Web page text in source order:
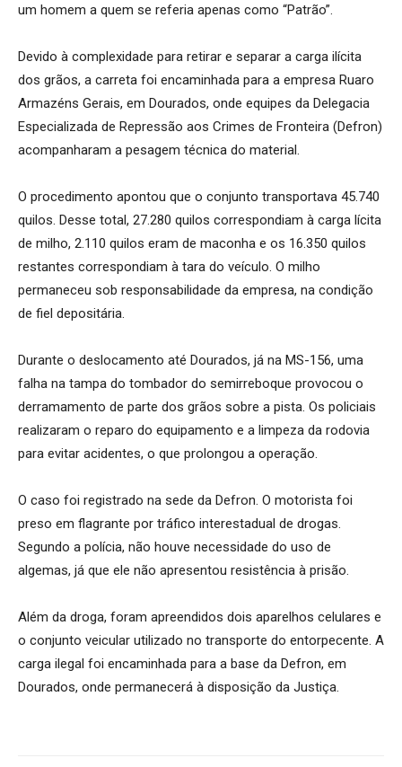
um homem a quem se referia apenas como “Patrão”.
Devido à complexidade para retirar e separar a carga ilícita
dos grãos, a carreta foi encaminhada para a empresa Ruaro
Armazéns Gerais, em Dourados, onde equipes da Delegacia
Especializada de Repressão aos Crimes de Fronteira (Defron)
acompanharam a pesagem técnica do material.
O procedimento apontou que o conjunto transportava 45.740
quilos. Desse total, 27.280 quilos correspondiam à carga lícita
de milho, 2.110 quilos eram de maconha e os 16.350 quilos
restantes correspondiam à tara do veículo. O milho
permaneceu sob responsabilidade da empresa, na condição
de fiel depositária.
Durante o deslocamento até Dourados, já na MS-156, uma
falha na tampa do tombador do semirreboque provocou o
derramamento de parte dos grãos sobre a pista. Os policiais
realizaram o reparo do equipamento e a limpeza da rodovia
para evitar acidentes, o que prolongou a operação.
O caso foi registrado na sede da Defron. O motorista foi
preso em flagrante por tráfico interestadual de drogas.
Segundo a polícia, não houve necessidade do uso de
algemas, já que ele não apresentou resistência à prisão.
Além da droga, foram apreendidos dois aparelhos celulares e
o conjunto veicular utilizado no transporte do entorpecente. A
carga ilegal foi encaminhada para a base da Defron, em
Dourados, onde permanecerá à disposição da Justiça.